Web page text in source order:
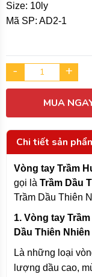
Size: 10ly
Mã SP: AD2-1
- +
MUA
Chi tiết sản
Vòng tay Trầm
gọi là Trầm Dầu
Trầm Dầu Thiên
1. Vòng tay
Dầu Thiên Nhiên
Là những loại
lượng dầu cao,